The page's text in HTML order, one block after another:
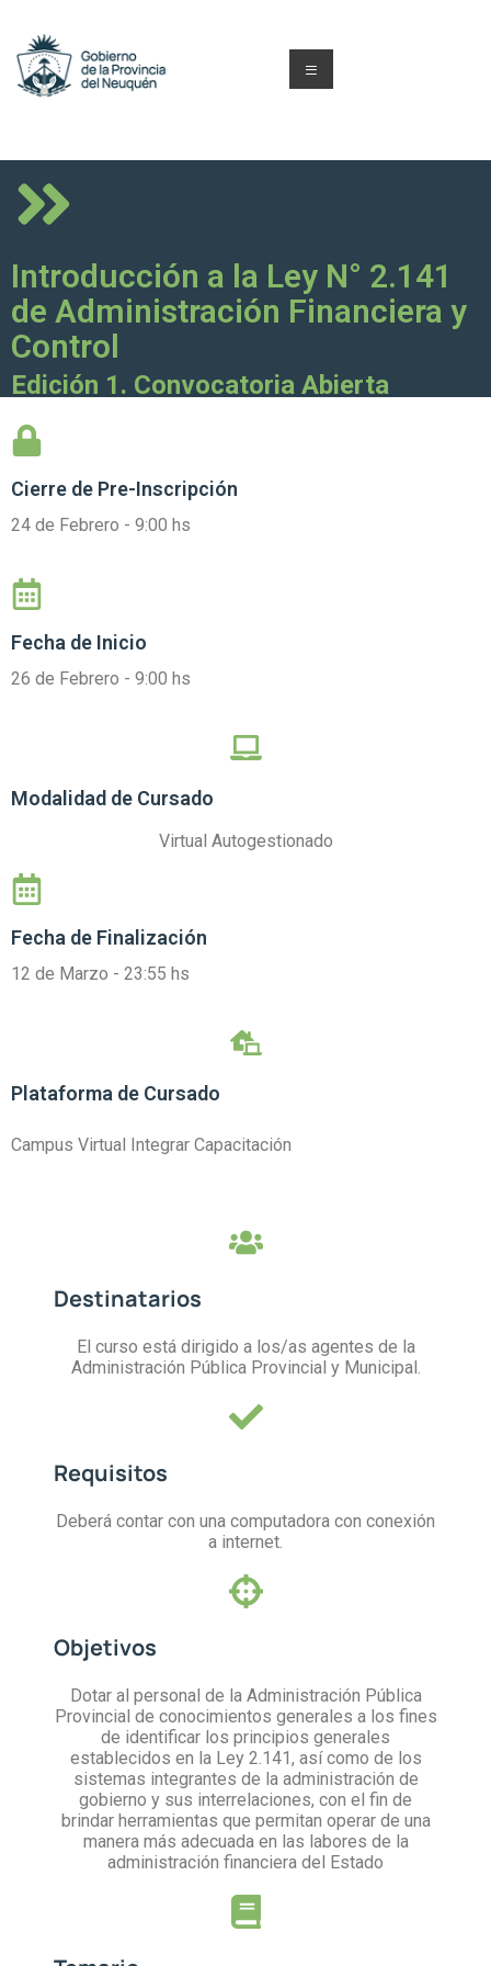
Introducción a la Ley N° 2.141
de Administración Financiera y
Control
Edición 1. Convocatoria Abierta
Cierre de Pre-Inscripción
24 de Febrero - 9:00 hs
Fecha de Inicio
26 de Febrero - 9:00 hs
Modalidad de Cursado
Virtual Autogestionado
Fecha de Finalización
12 de Marzo - 23:55 hs
Plataforma de Cursado
Campus Virtual Integrar Capacitación
Destinatarios
El curso está dirigido a los/as agentes de la
Administración Pública Provincial y Municipal.
Requisitos
Deberá contar con una computadora con conexión
a internet.
Objetivos
Dotar al personal de la Administración Pública
Provincial de conocimientos generales a los fines
de identificar los principios generales
establecidos en la Ley 2.141, así como de los
sistemas integrantes de la administración de
gobierno y sus interrelaciones, con el fin de
brindar herramientas que permitan operar de una
manera más adecuada en las labores de la
administración financiera del Estado